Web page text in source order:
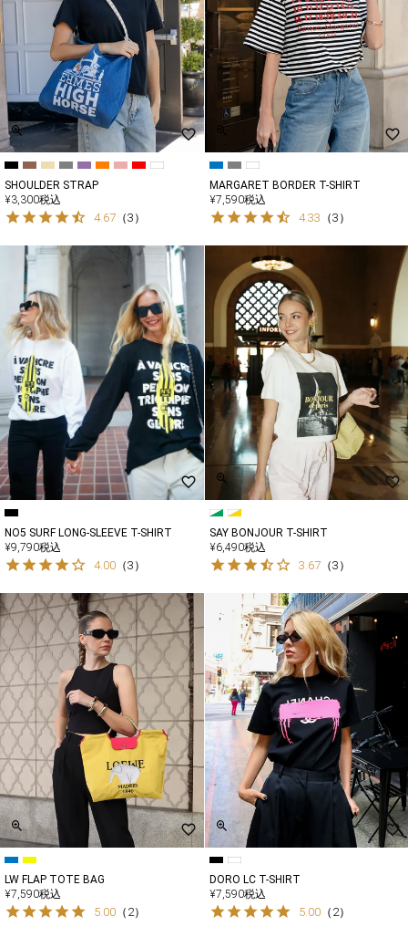
SHOULDER STRAP
¥3,300税込
4.67 （3 ）
MARGARET BORDER T-SHIRT
¥7,590税込
4.33 （3 ）
NO5 SURF LONG-SLEEVE T-SHIRT
¥9,790税込
4.00 （3 ）
SAY BONJOUR T-SHIRT
¥6,490税込
3.67（3 ）
LW FLAP TOTE BAG
¥7,590税込
5.00 （ 2）
DORO LC T-SHIRT
¥7,590税込
5.00（ 2）